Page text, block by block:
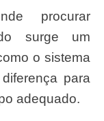
surge um
o sistema
para
adequado.